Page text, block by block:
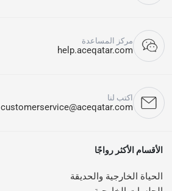
مركز المساعدة
help.aceqatar.com
اكتب لنا
customerservice@aceqatar.com
الأقسام الأكثر رواجًا
الحياة الخارجية والحديقة